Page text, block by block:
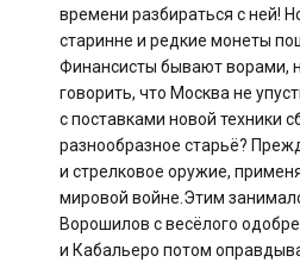
времени разбираться с ней!
старинне и редкие монеты
Финансисты бывают ворами,
говорить, что Москва не
с поставками новой техники
разнообразное старьё?
и стрелковое оружие,
мировой войне.Этим
Ворошилов с весёлого
и Кабальеро потом